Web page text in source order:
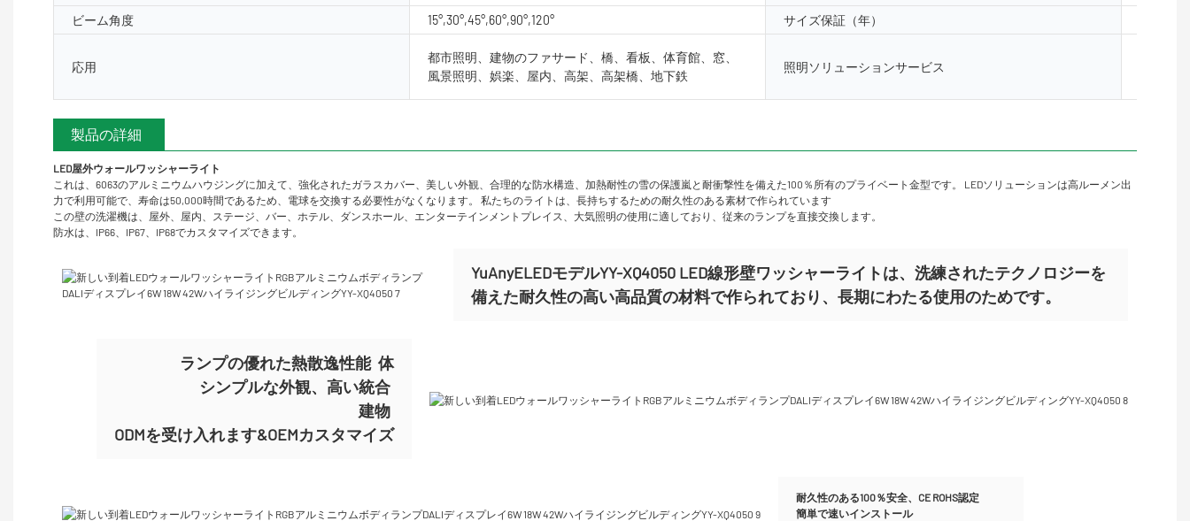
ビーム角度
15°,30°,45°,60°,90°,120° サイズ保証（年）
応用
都市照明、建物のファサード、橋、看板、体育館、窓、
風景照明、娯楽、屋内、高架、高架橋、地下鉄
照明ソリューションサービス
製品の詳細
LED屋外ウォールワッシャーライト
これは、6063のアルミニウムハウジングに加えて、強化されたガラスカバー、美しい外観、合理的な防水構造、加熱耐性の雪の保護嵐と耐衝撃性を備えた100％所有のプライベート金型です。 LEDソリューションは高ルーメン出
力で利用可能で、寿命は50,000時間であるため、電球を交換する必要性がなくなります。 私たちのライトは、長持ちするための耐久性のある素材で作られています
この壁の洗濯機は、屋外、屋内、ステージ、バー、ホテル、ダンスホール、エンターテインメントプレイス、大気照明の使用に適しており、従来のランプを直接交換します。
防水は、IP66、IP67、IP68でカスタマイズできます。
YuAnyELEDモデルYY-XQ4050 LED線形壁ワッシャーライトは、洗練されたテクノロジーを
備えた耐久性の高い高品質の材料で作られており、長期にわたる使用のためです。
ランプの優れた熱散逸性能 体
シンプルな外観、高い統合
建物
ODMを受け入れます&OEMカスタマイズ
耐久性のある100％安全、CE ROHS認定
簡単で速いインストール